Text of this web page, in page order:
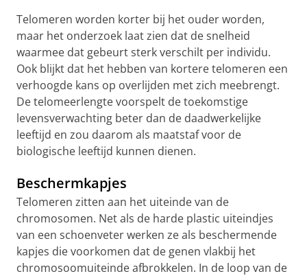
Telomeren worden korter bij het ouder worden,
maar het onderzoek laat zien dat de snelheid
waarmee dat gebeurt sterk verschilt per individu.
Ook blijkt dat het hebben van kortere telomeren een
verhoogde kans op overlijden met zich meebrengt.
De telomeerlengte voorspelt de toekomstige
levensverwachting beter dan de daadwerkelijke
leeftijd en zou daarom als maatstaf voor de
biologische leeftijd kunnen dienen.
Beschermkapjes
Telomeren zitten aan het uiteinde van de
chromosomen. Net als de harde plastic uiteindjes
van een schoenveter werken ze als beschermende
kapjes die voorkomen dat de genen vlakbij het
chromosoomuiteinde afbrokkelen. In de loop van de